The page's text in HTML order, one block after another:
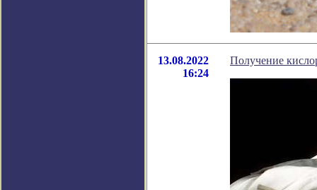
13.08.2022
16:24
Получение